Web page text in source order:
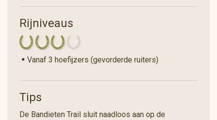
Rijniveaus
Vanaf 3 hoefijzers (gevorderde ruiters)
Tips
De Bandieten Trail sluit naadloos aan op de